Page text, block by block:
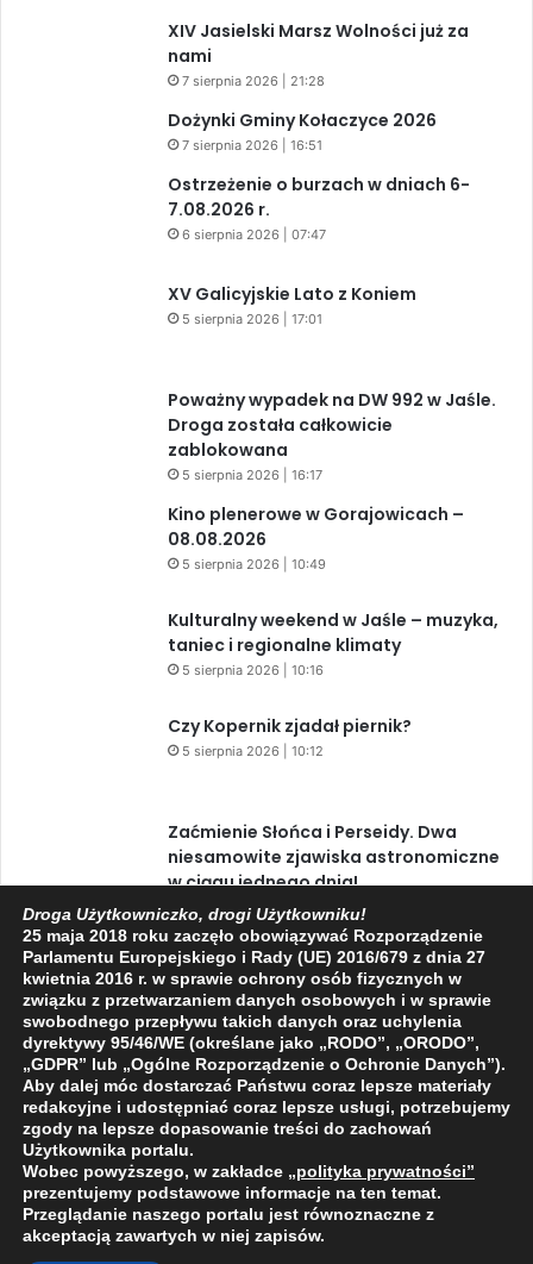
XIV Jasielski Marsz Wolności już za
nami
7 sierpnia 2026 | 21:28
Dożynki Gminy Kołaczyce 2026
7 sierpnia 2026 | 16:51
Ostrzeżenie o burzach w dniach 6-
7.08.2026 r.
6 sierpnia 2026 | 07:47
5 sierpnia 2026 | 17:01
Droga została całkowicie
zablokowana
5 sierpnia 2026 | 16:17
08.08.2026
5 sierpnia 2026 | 10:49
taniec i regionalne klimaty
5 sierpnia 2026 | 10:16
5 sierpnia 2026 | 10:12
niesamowite zjawiska astronomiczne
w ciągu jednego dnia!
3 sierpnia 2026 | 15:39
Facebook
X YouTube
2009 - 2026 © Wszelkie prawa zastrzeżone
O NAS
REDAKCJA
Droga Użytkowniczko, drogi Użytkowniku!
25 maja 2018 roku zaczęło obowiązywać Rozporządzenie
Parlamentu Europejskiego i Rady (UE) 2016/679 z dnia 27
kwietnia 2016 r. w sprawie ochrony osób fizycznych w
związku z przetwarzaniem danych osobowych i w sprawie
swobodnego przepływu takich danych oraz uchylenia
dyrektywy 95/46/WE (określane jako „RODO”, „ORODO”,
„GDPR” lub „Ogólne Rozporządzenie o Ochronie Danych”).
Aby dalej móc dostarczać Państwu coraz lepsze materiały
redakcyjne i udostępniać coraz lepsze usługi, potrzebujemy
zgody na lepsze dopasowanie treści do zachowań
Użytkownika portalu.
Wobec powyższego, w zakładce „polityka prywatności”
prezentujemy podstawowe informacje na ten temat.
Przeglądanie naszego portalu jest równoznaczne z
akceptacją zawartych w niej zapisów.